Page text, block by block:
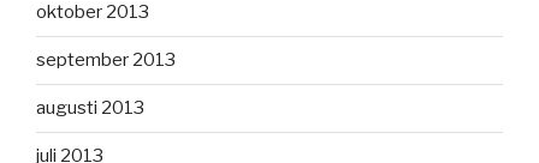
oktober 2013
september 2013
augusti 2013
juli 2013